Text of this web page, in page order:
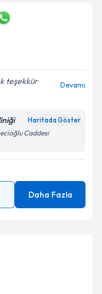
teşekkür
Devamı
Haritada Göster
Caddesi
Daha Fazla